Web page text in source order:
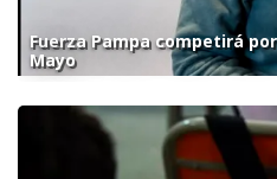
Fuerza Pampa competirá
Mayo